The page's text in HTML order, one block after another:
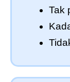
Tak